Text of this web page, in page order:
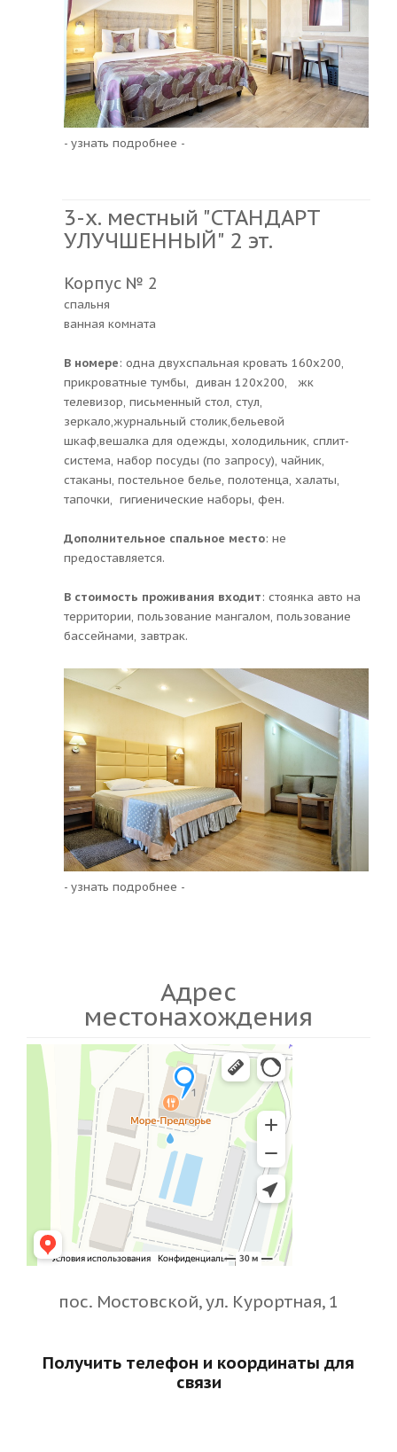
- узнать подробнее -
3-х. местный "СТАНДАРТ
УЛУЧШЕННЫЙ" 2 эт.
Корпус № 2
спальня
ванная комната
В номере: одна двухспальная кровать 160х200,
прикроватные тумбы, диван 120х200, жк
телевизор, письменный стол, стул,
зеркало,журнальный столик,бельевой
шкаф,вешалка для одежды, холодильник, сплит-
система, набор посуды (по запросу), чайник,
стаканы, постельное белье, полотенца, халаты,
тапочки, гигиенические наборы, фен.
Дополнительное спальное место: не
предоставляется.
В стоимость проживания входит: стоянка авто на
территории, пользование мангалом, пользование
бассейнами, завтрак.
- узнать подробнее -
Адрес
местонахождения
пос. Мостовской, ул. Курортная, 1
Получить телефон и координаты для
связи